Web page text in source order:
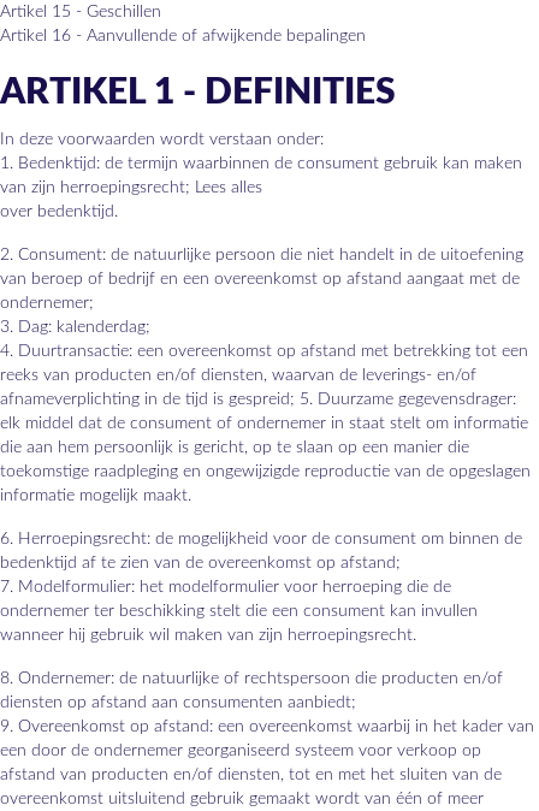
Artikel 15 - Geschillen
Artikel 16 - Aanvullende of afwijkende bepalingen
ARTIKEL 1 - DEFINITIES
In deze voorwaarden wordt verstaan onder:
1. Bedenktijd: de termijn waarbinnen de consument gebruik kan maken
van zijn herroepingsrecht; Lees alles
over bedenktijd.
2. Consument: de natuurlijke persoon die niet handelt in de uitoefening
van beroep of bedrijf en een overeenkomst op afstand aangaat met de
ondernemer;
3. Dag: kalenderdag;
4. Duurtransactie: een overeenkomst op afstand met betrekking tot een
reeks van producten en/of diensten, waarvan de leverings- en/of
afnameverplichting in de tijd is gespreid; 5. Duurzame gegevensdrager:
elk middel dat de consument of ondernemer in staat stelt om informatie
die aan hem persoonlijk is gericht, op te slaan op een manier die
toekomstige raadpleging en ongewijzigde reproductie van de opgeslagen
informatie mogelijk maakt.
6. Herroepingsrecht: de mogelijkheid voor de consument om binnen de
bedenktijd af te zien van de overeenkomst op afstand;
7. Modelformulier: het modelformulier voor herroeping die de
ondernemer ter beschikking stelt die een consument kan invullen
wanneer hij gebruik wil maken van zijn herroepingsrecht.
8. Ondernemer: de natuurlijke of rechtspersoon die producten en/of
diensten op afstand aan consumenten aanbiedt;
9. Overeenkomst op afstand: een overeenkomst waarbij in het kader van
een door de ondernemer georganiseerd systeem voor verkoop op
afstand van producten en/of diensten, tot en met het sluiten van de
overeenkomst uitsluitend gebruik gemaakt wordt van één of meer